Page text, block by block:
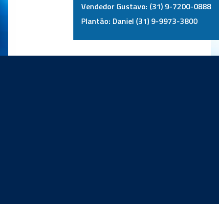
Vendedor Gustavo: (31) 9-7200-0888
Plantão: Daniel (31) 9-9973-3800